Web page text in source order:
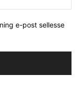
e-post sellesse